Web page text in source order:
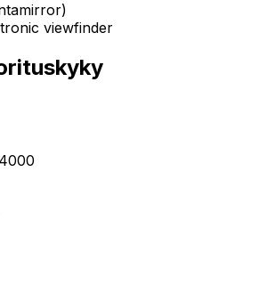
viewfinder
4000